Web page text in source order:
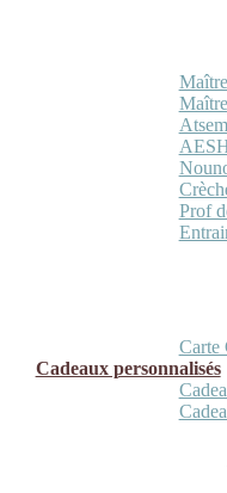
Maître
Atsem
Prof
Carte
Cadeaux personnalisés